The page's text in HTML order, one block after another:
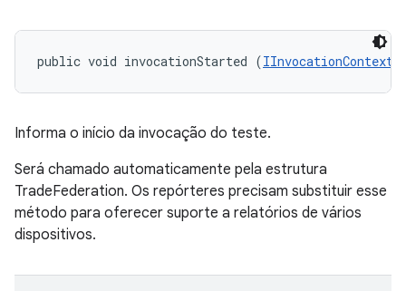
public void invocationStarted (IInvocationContext
Informa o início da invocação do teste.
Será chamado automaticamente pela estrutura
TradeFederation. Os repórteres precisam substituir esse
método para oferecer suporte a relatórios de vários
dispositivos.